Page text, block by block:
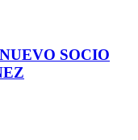
SOCIO